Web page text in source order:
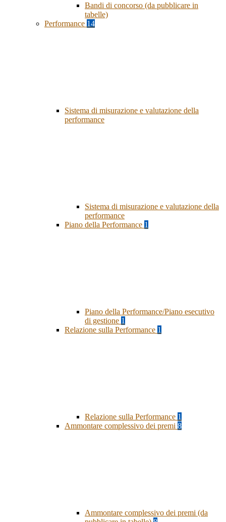
Bandi di concorso (da pubblicare in
tabelle)
Performance 14
Sistema di misurazione e valutazione della
performance
Sistema di misurazione e valutazione della
performance
Piano della Performance 1
Piano della Performance/Piano esecutivo
di gestione 1
Relazione sulla Performance 1
Relazione sulla Performance 1
Ammontare complessivo dei premi 8
Ammontare complessivo dei premi (da